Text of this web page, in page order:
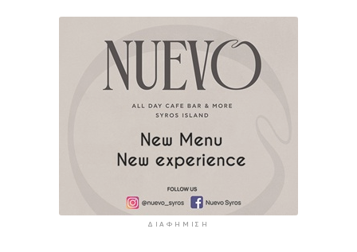
ΔΙΑΦΉΜΙΣΗ